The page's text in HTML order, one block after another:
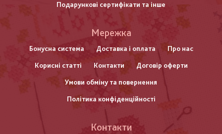
Подарункові сертифікати та інше
нижнього
колонтитулу
Мережка
Бонусна система Доставка і оплата Про нас
Корисні статті Контакти Договір оферти
Умови обміну та повернення
Політика конфіденційності
Контакти